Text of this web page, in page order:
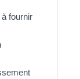
fournir